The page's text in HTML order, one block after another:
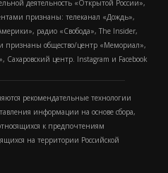
деятельность «Открытой России»,
признаны: телеканал «Дождь»,
радио «Свобода», The Insider,
общество/центр «Мемориал»,
центр. Instagram и Facebook
рекомендательные технологии
информации на основе сбора,
к предпочтениям
на территории Российской